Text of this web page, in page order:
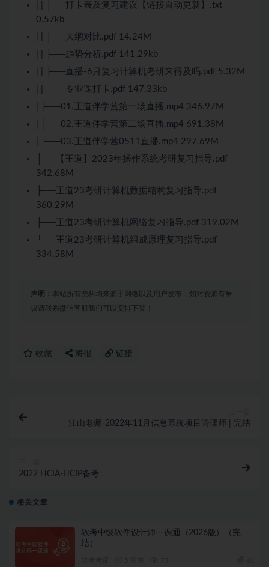
| | ├──打卡表及复习建议【链接自动更新】.txt
0.57kb
| | ├──大纲对比.pdf 14.24M
| | ├──趋势分析.pdf 141.29kb
| | ├──直播-6月复习计算机考研来得及吗.pdf 5.32M
| | └──专业课打卡.pdf 147.33kb
| ├──01.王道伴学营第一场直播.mp4 346.97M
| ├──02.王道伴学营第二场直播.mp4 691.38M
| └──03.王道伴学营0511直播.mp4 297.69M
├──【王道】2023年操作系统考研复习指导.pdf
342.68M
├──王道23考研计算机数据结构复习指导.pdf
360.29M
├──王道23考研计算机网络复习指导.pdf 319.02M
└──王道23考研计算机组成原理复习指导.pdf
334.58M
声明： 本站所有资料均来源于网络以及用户发布，如对资源有争
议请联系微信客服我们可以安排下架！
收藏 海报 链接
江山老师-2022年11月信息系统项目管理师 | 完结
2022 HCIA-HCIP备考
相关文章
软考中级软件设计师一课通（2026版）（完
结）